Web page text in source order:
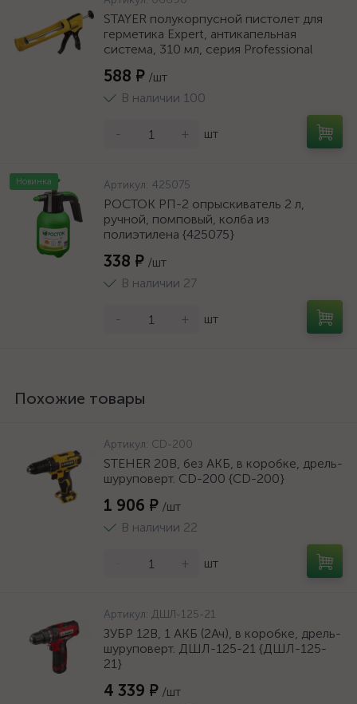
STAYER полукорпусной пистолет для
герметика Expert, антикапельная
система, 310 мл, серия Professional
588 ₽ /шт
В наличии 100
- + шт
Новинка Артикул: 425075
РОСТОК РП-2 опрыскиватель 2 л,
ручной, помповый, колба из
полиэтилена {425075}
338 ₽ /шт
В наличии 27
- + шт
Похожие товары
Артикул: CD-200
STEHER 20В, без АКБ, в коробке, дрель-
шуруповерт. CD-200 {CD-200}
1 906 ₽ /шт
В наличии 22
+ шт
Артикул: ДШЛ-125-21
ЗУБР 12В, 1 АКБ (2Ач), в коробке, дрель-
шуруповерт. ДШЛ-125-21 {ДШЛ-125-
21}
4 339 ₽ /шт